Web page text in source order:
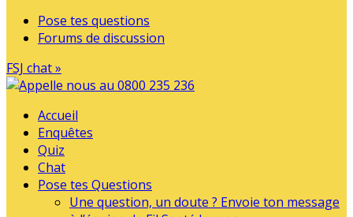
Pose tes questions
Forums de discussion
FSJ chat »
Accueil
Enquêtes
Quiz
Chat
Pose tes Questions
Une question, un doute ? Envoie ton message